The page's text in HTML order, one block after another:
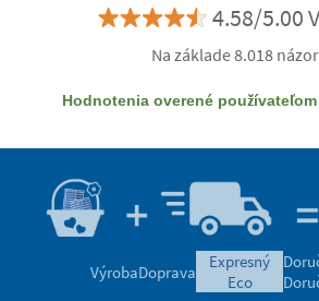
4.58/5.00
Na základe 8.018
Hodnotenia overené používateľom
VýrobaDoprava
expresný
eco